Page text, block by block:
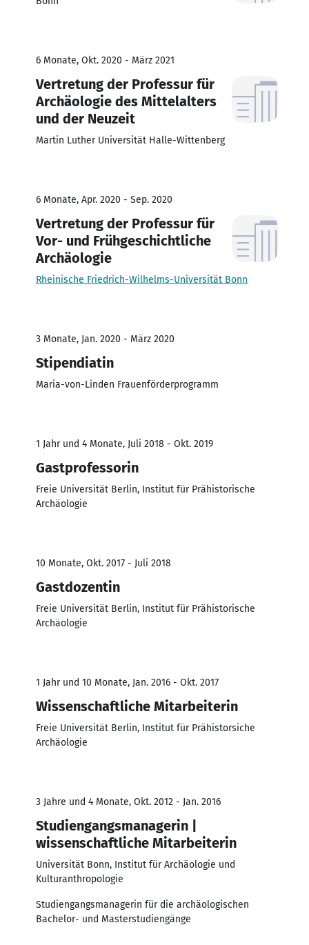
6 Monate, Okt. 2020 - März 2021
Vertretung der Professur für
Archäologie des Mittelalters
und der Neuzeit
Martin Luther Universität Halle-Wittenberg
6 Monate, Apr. 2020 - Sep. 2020
Vertretung der Professur für
Vor- und Frühgeschichtliche
Archäologie
Rheinische Friedrich-Wilhelms-Universität Bonn
3 Monate, Jan. 2020 - März 2020
Stipendiatin
Maria-von-Linden Frauenförderprogramm
1 Jahr und 4 Monate, Juli 2018 - Okt. 2019
Gastprofessorin
Freie Universität Berlin, Institut für Prähistorische
Archäologie
10 Monate, Okt. 2017 - Juli 2018
Gastdozentin
Freie Universität Berlin, Institut für Prähistorische
Archäologie
1 Jahr und 10 Monate, Jan. 2016 - Okt. 2017
Wissenschaftliche Mitarbeiterin
Freie Universität Berlin, Institut für Prähistorsiche
Archäologie
3 Jahre und 4 Monate, Okt. 2012 - Jan. 2016
Studiengangsmanagerin |
wissenschaftliche Mitarbeiterin
Universität Bonn, Institut für Archäologie und
Kulturanthropologie
Studiengangsmanagerin für die archäologischen
Bachelor- und Masterstudiengänge